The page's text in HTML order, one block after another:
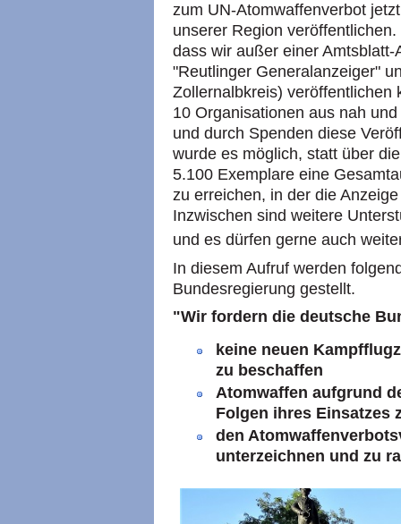
zum UN-Atomwaffenverbot
unserer Region
dass wir außer einer
"Reutlinger Generalanzeiger"
Zollernalbkreis) veröffentlichen
10 Organisationen aus nah
und durch Spenden diese
wurde es möglich, statt über
5.100 Exemplare eine
zu erreichen, in der die
Inzwischen sind weitere
und es dürfen gerne auch
In diesem Aufruf werden
Bundesregierung gestellt.
"Wir fordern die deutsche
keine neuen
zu beschaffen
Atomwaffen aufgrund
Folgen ihres Einsatzes
den
unterzeichnen und zu